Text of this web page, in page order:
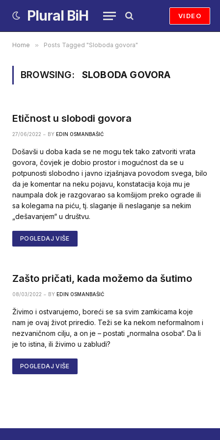
Plural BiH VIDEO
Home » Posts Tagged "Sloboda govora"
BROWSING: SLOBODA GOVORA
Etičnost u slobodi govora
27/06/2022 BY EDIN OSMANBAŠIĆ
Došavši u doba kada se ne mogu tek tako zatvoriti vrata
govora, čovjek je dobio prostor i mogućnost da se u
potpunosti slobodno i javno izjašnjava povodom svega, bilo
da je komentar na neku pojavu, konstatacija koja mu je
naumpala dok je razgovarao sa komšijom preko ograde ili
sa kolegama na piću, tj. slaganje ili neslaganje sa nekim
„dešavanjem“ u društvu.
POGLEDAJ VIŠE
Zašto pričati, kada možemo da šutimo
08/03/2022 BY EDIN OSMANBAŠIĆ
Živimo i ostvarujemo, boreći se sa svim zamkicama koje
nam je ovaj život priredio. Teži se ka nekom neformalnom i
nezvaničnom cilju, a on je – postati „normalna osoba“. Da li
je to istina, ili živimo u zabludi?
POGLEDAJ VIŠE